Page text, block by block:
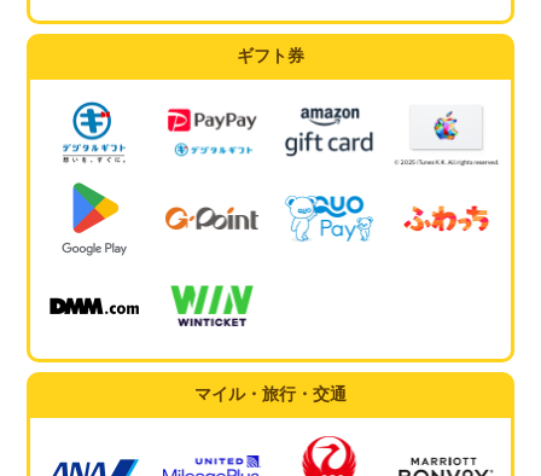
ギフト券
マイル・旅行・交通